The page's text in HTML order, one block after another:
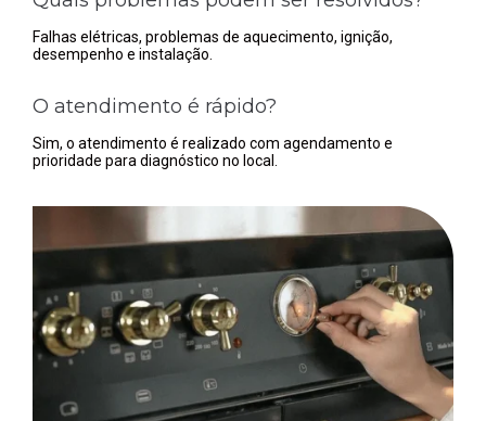
Falhas elétricas, problemas de aquecimento, ignição,
desempenho e instalação.
O atendimento é rápido?
Sim, o atendimento é realizado com agendamento e
prioridade para diagnóstico no local.